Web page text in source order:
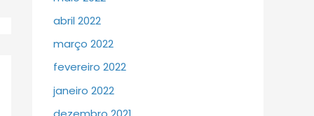
abril 2022
março 2022
fevereiro 2022
janeiro 2022